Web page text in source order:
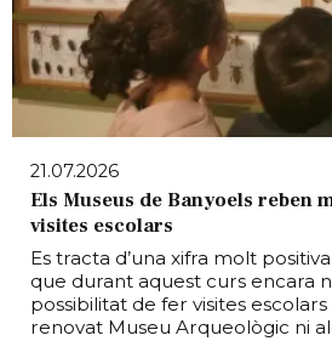
21.07.2026
Els Museus de Banyoels reben
visites escolars
Es tracta d’una xifra molt
que durant aquest curs encara
possibilitat de fer visites
renovat Museu Arqueològic ni